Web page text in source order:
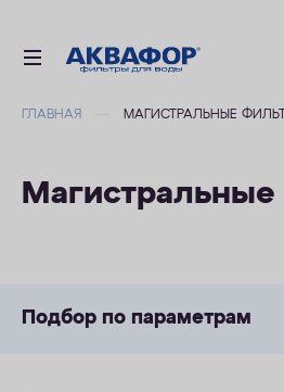
ДЛЯ ВАННОЙ
АКСЕССУАРЫ
ГЛАВНАЯ МАГИСТРАЛЬНЫЕ
Подбор по параметрам